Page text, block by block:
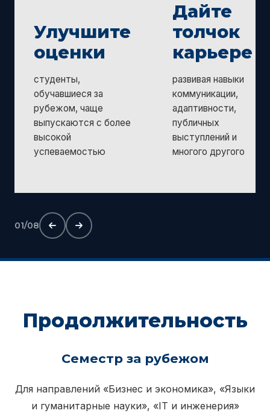
Улучшите
оценки
студенты,
обучавшиеся за
рубежом, чаще
выпускаются с более
высокой
успеваемостью
Дайте
толчок
карьере
развивая навыки
коммуникации,
адаптивности,
публичных
выступлений и
многого другого
01/08
Продолжительность
Семестр за рубежом
Для направлений «Бизнес и экономика», «Языки
и гуманитарные науки», «IT и инженерия»